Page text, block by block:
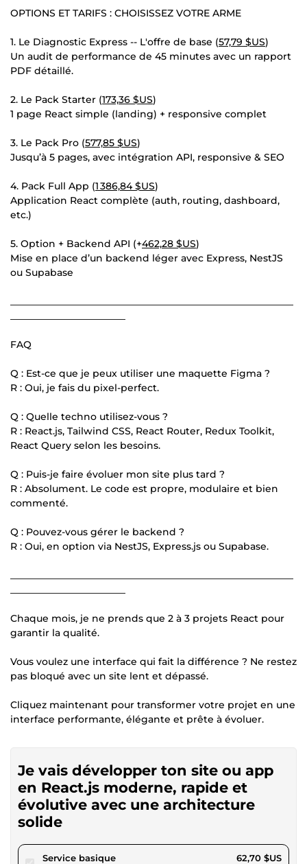
OPTIONS ET TARIFS : CHOISISSEZ VOTRE ARME
1. Le Diagnostic Express -- L'offre de base (57,79 $US)
Un audit de performance de 45 minutes avec un rapport
PDF détaillé.
2. Le Pack Starter (173,36 $US)
1 page React simple (landing) + responsive complet
3. Le Pack Pro (577,85 $US)
Jusqu’à 5 pages, avec intégration API, responsive & SEO
4. Pack Full App (1 386,84 $US)
Application React complète (auth, routing, dashboard,
etc.)
5. Option + Backend API (+462,28 $US)
Mise en place d’un backend léger avec Express, NestJS
ou Supabase
FAQ
Q : Est-ce que je peux utiliser une maquette Figma ?
R : Oui, je fais du pixel-perfect.
Q : Quelle techno utilisez-vous ?
R : React.js, Tailwind CSS, React Router, Redux Toolkit,
React Query selon les besoins.
Q : Puis-je faire évoluer mon site plus tard ?
R : Absolument. Le code est propre, modulaire et bien
commenté.
Q : Pouvez-vous gérer le backend ?
R : Oui, en option via NestJS, Express.js ou Supabase.
Chaque mois, je ne prends que 2 à 3 projets React pour
garantir la qualité.
Vous voulez une interface qui fait la différence ? Ne restez
pas bloqué avec un site lent et dépassé.
Cliquez maintenant pour transformer votre projet en une
interface performante, élégante et prête à évoluer.
Je vais développer ton site ou app
en React.js moderne, rapide et
évolutive avec une architecture
solide
Service basiquepour 57,79 $US 62,70 $US